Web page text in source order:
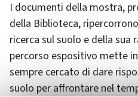
I documenti della mostra,
della Biblioteca,
ricerca sul suolo e della sua
percorso espositivo mette
sempre cercato di dare
suolo per affrontare nel